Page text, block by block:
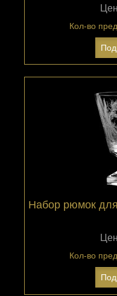
Кол-во
Набор рюмок
Кол-во